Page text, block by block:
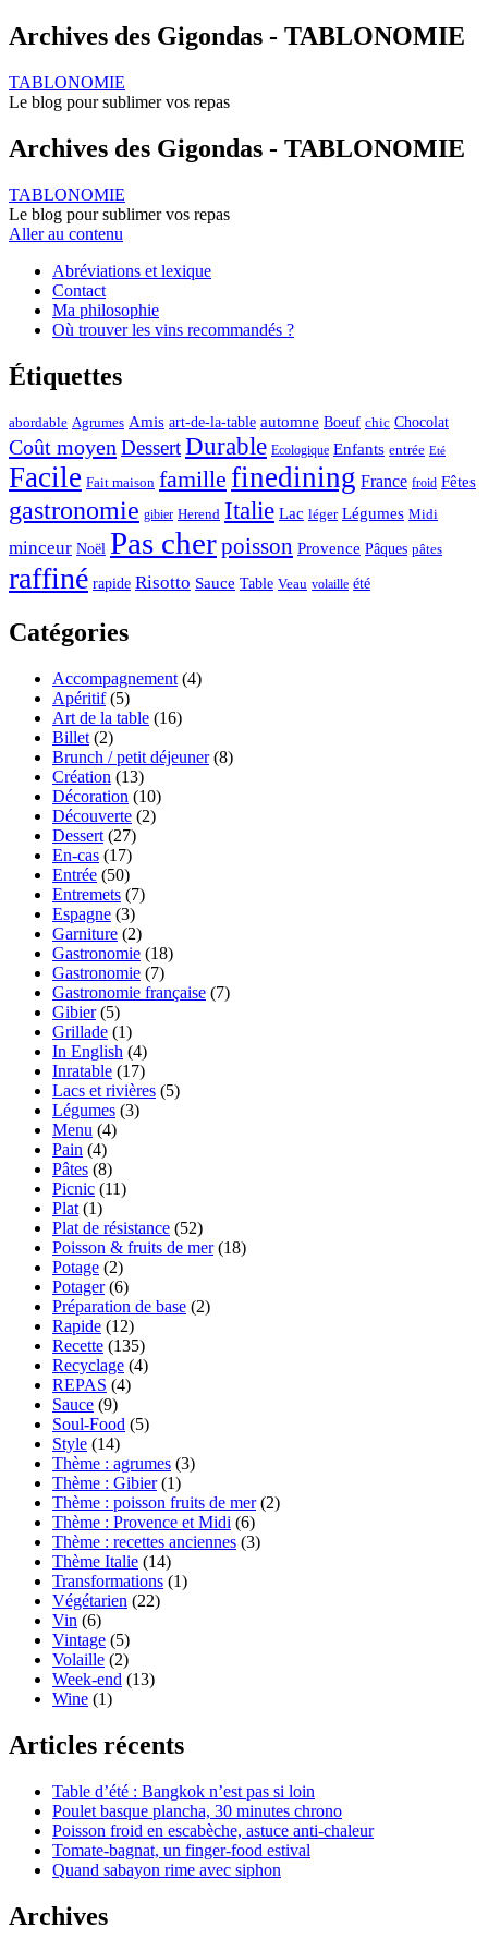
Archives des Gigondas - TABLONOMIE
TABLONOMIE
Le blog pour sublimer vos repas
Archives des Gigondas - TABLONOMIE
TABLONOMIE
Le blog pour sublimer vos repas
Aller au contenu
Abréviations et lexique
Contact
Ma philosophie
Où trouver les vins recommandés ?
Étiquettes
abordable Agrumes Amis art-de-la-table automne Boeuf chic Chocolat
Coût moyenDessertDurable Ecologique Enfants entrée Eté
Facile Fait maison famille finedining France froid Fêtes
gastronomie gibier Herend Italie Lac léger Légumes Midi
minceur Noël Pas cherpoisson Provence Pâques pâtes
raffiné rapide Risotto Sauce Table Veau volaille été
Catégories
Accompagnement (4)
Apéritif(5)
Art de la table (16)
Billet (2)
Brunch / petit déjeuner(8)
Création (13)
Décoration (10)
Découverte (2)
Dessert (27)
En-cas (17)
Entrée (50)
Entremets (7)
Espagne (3)
Garniture (2)
Gastronomie (18)
Gastronomie (7)
Gastronomie française (7)
Gibier(5)
Grillade (1)
In English (4)
Inratable (17)
Lacs et rivières (5)
Légumes (3)
Menu (4)
Pain (4)
Pâtes (8)
Picnic (11)
Plat (1)
Plat de résistance (52)
Poisson & fruits de mer(18)
Potage (2)
Potager(6)
Préparation de base (2)
Rapide (12)
Recette (135)
Recyclage (4)
REPAS (4)
Sauce (9)
Soul-Food (5)
Style (14)
Thème : agrumes (3)
Thème : Gibier(1)
Thème : poisson fruits de mer(2)
Thème : Provence et Midi (6)
Thème : recettes anciennes (3)
Thème Italie (14)
Transformations (1)
Végétarien (22)
Vin (6)
Vintage (5)
Volaille (2)
Week-end (13)
Wine (1)
Articles récents
Table d’été : Bangkok n’est pas si loin
Poulet basque plancha, 30 minutes chrono
Poisson froid en escabèche, astuce anti-chaleur
Tomate-bagnat, un finger-food estival
Quand sabayon rime avec siphon
Archives